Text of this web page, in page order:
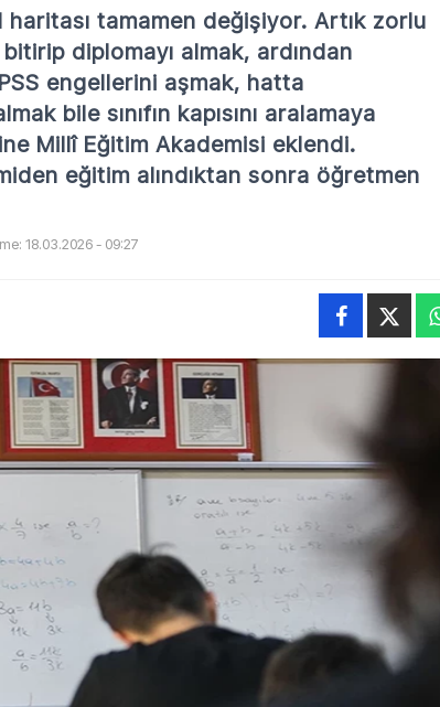
tamamen değişiyor. Artık zorlu
diplomayı almak, ardından
engellerini aşmak, hatta
bile sınıfın kapısını aralamaya
Millî Eğitim Akademisi eklendi.
eğitim alındıktan sonra öğretmen
18.03.2026 - 09:27